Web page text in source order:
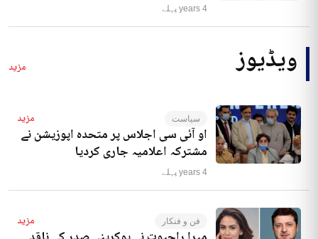
4 years پہلے
ویڈیوز مزید
سیاست مزید
او آئی سی اجلاس پر متحدہ اپوزیشن نے
مشترکہ اعلامیہ جاری کردیا
4 years پہلے
فن و فنکار مزید